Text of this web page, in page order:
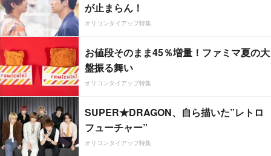
が止まらん！
オリコンタイアップ特集
お値段そのまま45％増量！ファミマ夏の大
盤振る舞い
オリコンタイアップ特集
SUPER★DRAGON、自ら描いた”レトロ
フューチャー”
オリコンタイアップ特集